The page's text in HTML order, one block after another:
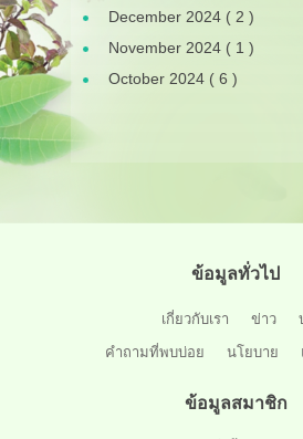
December 2024 ( 2 )
November 2024 ( 1 )
October 2024 ( 6 )
ข้อมูลทั่วไป
เกี่ยวกับเรา ข่าว
คำถามที่พบบ่อย
นโยบาย
ข้อมูลสมาชิก